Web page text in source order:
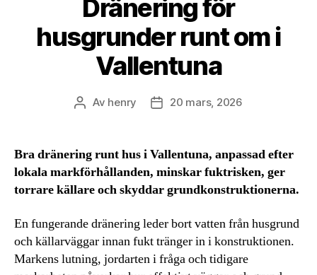
Dränering för
husgrunder runt om i
Vallentuna
Inläggsförfattare
Av henry Inläggsdatum
20 mars, 2026
Bra dränering runt hus i Vallentuna, anpassad efter
lokala markförhållanden, minskar fuktrisken, ger
torrare källare och skyddar grundkonstruktionerna.
En fungerande dränering leder bort vatten från husgrund
och källarväggar innan fukt tränger in i konstruktionen.
Markens lutning, jordarten i fråga och tidigare